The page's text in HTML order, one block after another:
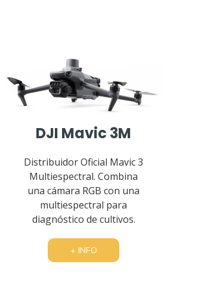
DJI Mavic 3M
Distribuidor Oficial Mavic 3
Multiespectral. Combina
una cámara RGB con una
multiespectral para
diagnóstico de cultivos.
+ INFO